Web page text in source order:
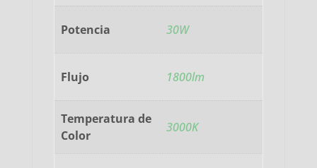
Potencia 30W
Flujo 1800lm
Temperatura de
Color
3000K